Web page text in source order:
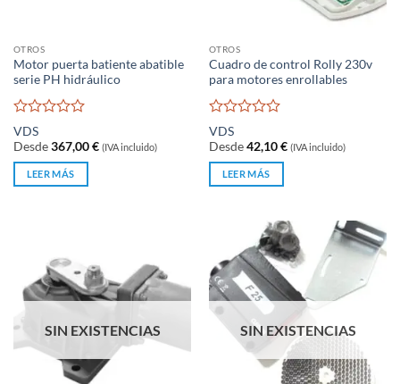
OTROS
Motor puerta batiente abatible
serie PH hidráulico
Valorado
con
0
5
VDS
Desde 367,00€ (IVA incluido)
LEER MÁS
OTROS
Cuadro de control Rolly 230v
para motores enrollables
Valorado
con
0
5
VDS
Desde 42,10€ (IVA incluido)
LEER MÁS
SIN EXISTENCIAS SIN EXISTENCIAS